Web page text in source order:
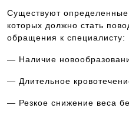
Существуют
которых должно стать
обращения к специалисту:
— Наличие
— Длительное
— Резкое снижение веса